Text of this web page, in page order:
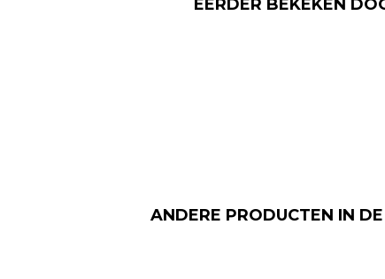
EERDER BEKEKEN
ANDERE PRODUCTEN IN